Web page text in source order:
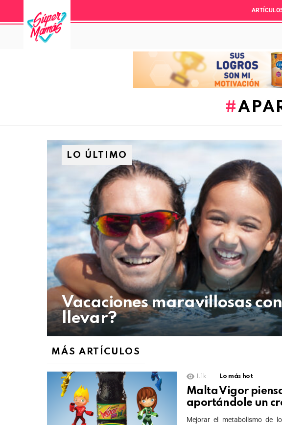
LO ÚLTIMO
Vacaciones maravillosas
llevar?
MÁS ARTÍCULOS
1.1k Lo más hot
Malta Vigor
aportándole un
Mejorar el metabolismo de